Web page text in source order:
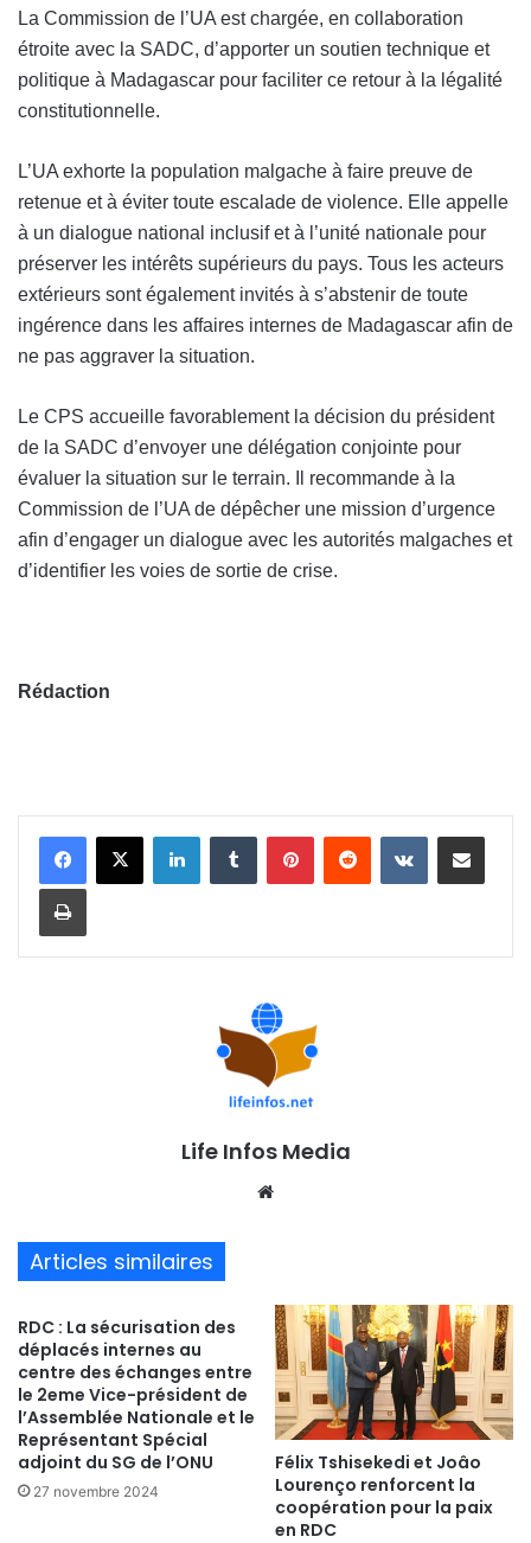
La Commission de l’UA est chargée, en collaboration
étroite avec la SADC, d’apporter un soutien technique et
politique à Madagascar pour faciliter ce retour à la légalité
constitutionnelle.
L’UA exhorte la population malgache à faire preuve de
retenue et à éviter toute escalade de violence. Elle appelle
à un dialogue national inclusif et à l’unité nationale pour
préserver les intérêts supérieurs du pays. Tous les acteurs
extérieurs sont également invités à s’abstenir de toute
ingérence dans les affaires internes de Madagascar afin de
ne pas aggraver la situation.
Le CPS accueille favorablement la décision du président
de la SADC d’envoyer une délégation conjointe pour
évaluer la situation sur le terrain. Il recommande à la
Commission de l’UA de dépêcher une mission d’urgence
afin d’engager un dialogue avec les autorités malgaches et
d’identifier les voies de sortie de crise.
Rédaction
Life Infos Media
Articles similaires
RDC : La sécurisation des
déplacés internes au
centre des échanges entre
le 2eme Vice-président de
l’Assemblée Nationale et le
Représentant Spécial
adjoint du SG de l’ONU
27 novembre 2024
Félix Tshisekedi et Joâo
Lourenço renforcent la
coopération pour la paix
en RDC